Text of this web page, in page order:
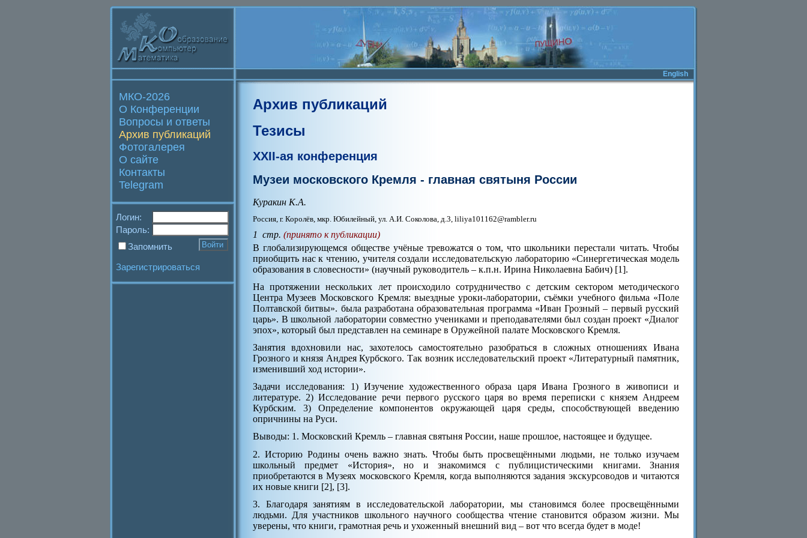
English
МКО-2026
О Конференции
Вопросы и ответы
Архив публикаций
Фотогалерея
О сайте
Контакты
Telegram
Логин:
Пароль:
Запомнить
Зарегистрироваться
Архив публикаций
Тезисы
XXII-ая конференция
Музеи московского Кремля - главная святыня России
Куракин К.А.
Россия, г. Королёв, мкр. Юбилейный, ул. А.И. Соколова, д.3, liliya101162@rambler.ru
1 стр. (принято к публикации)
В глобализирующемся обществе учёные тревожатся о том, что школьники перестали читать. Чтобы
приобщить нас к чтению, учителя создали исследовательскую лабораторию «Синергетическая модель
образования в словесности» (научный руководитель – к.п.н. Ирина Николаевна Бабич) [1].
На протяжении нескольких лет происходило сотрудничество с детским сектором методического
Центра Музеев Московского Кремля: выездные уроки-лаборатории, съёмки учебного фильма «Поле
Полтавской битвы». была разработана образовательная программа «Иван Грозный – первый русский
царь». В школьной лаборатории совместно учениками и преподавателями был создан проект «Диалог
эпох», который был представлен на семинаре в Оружейной палате Московского Кремля.
Занятия вдохновили нас, захотелось самостоятельно разобраться в сложных отношениях Ивана
Грозного и князя Андрея Курбского. Так возник исследовательский проект «Литературный памятник,
изменивший ход истории».
Задачи исследования: 1) Изучение художественного образа царя Ивана Грозного в живописи и
литературе. 2) Исследование речи первого русского царя во время переписки с князем Андреем
Курбским. 3) Определение компонентов окружающей царя среды, способствующей введению
опричнины на Руси.
Выводы: 1. Московский Кремль – главная святыня России, наше прошлое, настоящее и будущее.
2. Историю Родины очень важно знать. Чтобы быть просвещёнными людьми, не только изучаем
школьный предмет «История», но и знакомимся с публицистическими книгами. Знания
приобретаются в Музеях московского Кремля, когда выполняются задания экскурсоводов и читаются
их новые книги [2], [3].
3. Благодаря занятиям в исследовательской лаборатории, мы становимся более просвещёнными
людьми. Для участников школьного научного сообщества чтение становится образом жизни. Мы
уверены, что книги, грамотная речь и ухоженный внешний вид – вот что всегда будет в моде!